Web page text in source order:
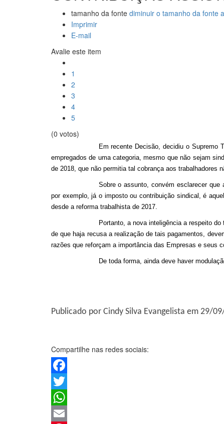
tamanho da fonte diminuir o tamanho da fonte
Imprimir
E-mail
Avalie este item
1
2
3
4
5
(0 votos)
Em recente Decisão, decidiu o Supremo
empregados de uma categoria, mesmo que não sejam
de 2018, que não permitia tal cobrança aos trabalhadores
Sobre o assunto, convém esclarecer
por exemplo, já o imposto ou contribuição sindical, é
desde a reforma trabalhista de 2017.
Portanto, a nova inteligência a respeito
de que haja recusa a realização de tais pagamentos,
razões que reforçam a importância das Empresas e seus
De toda forma, ainda deve haver
Publicado por Cindy Silva Evangelista em 29/
Compartilhe nas redes sociais:
Facebook
Twitter
WhatsApp